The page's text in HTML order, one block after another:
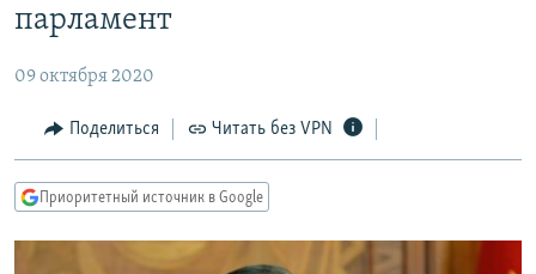
основному
Вернутся
Вернутся
МНЕНИЯ
КУЛЬТУРА
КАВКАЗ.РЕАЛИИ
СЕВЕР.РЕАЛИИ
парламент
09 октября 2020
Поделиться Читать без VPN
Приоритетный источник в Google